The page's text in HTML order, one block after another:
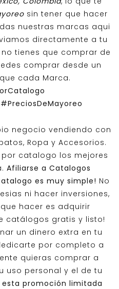
sin tener que hacer
nuestras marcas aqui
directamente a tu
tienes que comprar de
comprar desde un
cada Marca.
#PreciosDeMayoreo
negocio vendiendo con
Ropa y Accesorios.
catalogo los mejores
Afiliarse a Catalogos
es muy simple! No
ni hacer inversiones,
hacer es adquirir
catálogos gratis y listo!
un dinero extra en tu
por completo a
quieras comprar a
uso personal y el de tu
esta promoción limitada